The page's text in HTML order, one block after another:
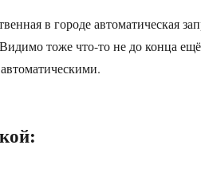
в городе автоматическая
тоже что-то не до конца